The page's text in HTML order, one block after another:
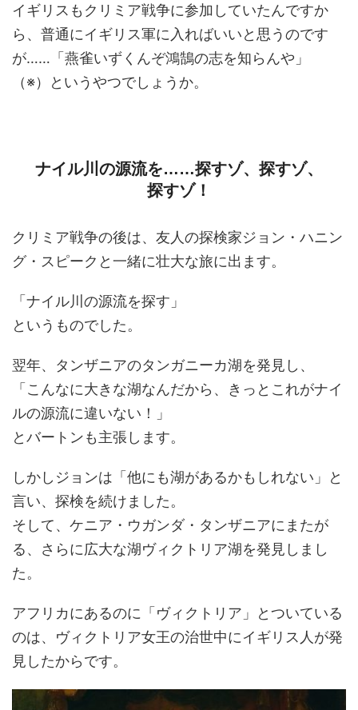
イギリスもクリミア戦争に参加していたんですか
ら、普通にイギリス軍に入ればいいと思うのです
が……「燕雀いずくんぞ鴻鵠の志を知らんや」
（※）というやつでしょうか。
ナイル川の源流を……探すゾ、探すゾ、
探すゾ！
クリミア戦争の後は、友人の探検家ジョン・ハニン
グ・スピークと一緒に壮大な旅に出ます。
「ナイル川の源流を探す」
というものでした。
翌年、タンザニアのタンガニーカ湖を発見し、
「こんなに大きな湖なんだから、きっとこれがナイ
ルの源流に違いない！」
とバートンも主張します。
しかしジョンは「他にも湖があるかもしれない」と
言い、探検を続けました。
そして、ケニア・ウガンダ・タンザニアにまたが
る、さらに広大な湖ヴィクトリア湖を発見しまし
た。
アフリカにあるのに「ヴィクトリア」とついている
のは、ヴィクトリア女王の治世中にイギリス人が発
見したからです。